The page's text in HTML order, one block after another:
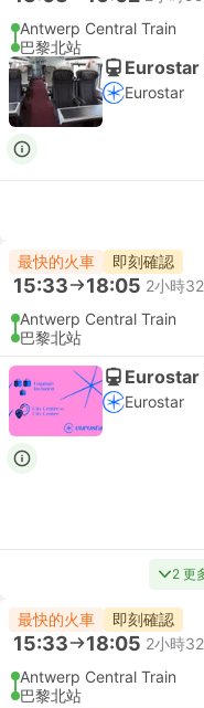
Antwerp Central Train
巴黎北站
Eurostar
最快的火車 即刻確認
15:33 18:05 2小時
Antwerp Central Train
巴黎北站
Eurostar
Eurostar
2 更
最快的火車 即刻確認
15:33 18:05 2小時
Antwerp Central Train
巴黎北站